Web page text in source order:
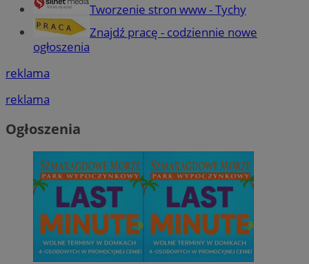
Tworzenie stron www - Tychy
Znajdź pracę - codziennie nowe
ogłoszenia
reklama
reklama
Ogłoszenia